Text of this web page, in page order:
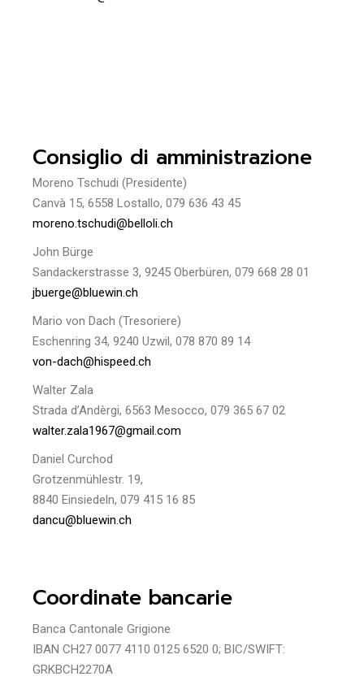
Consiglio di amministrazione
Moreno Tschudi (Presidente)
Canvà 15, 6558 Lostallo, 079 636 43 45
moreno.tschudi@belloli.ch
John Bürge
Sandackerstrasse 3, 9245 Oberbüren, 079 668 28 01
jbuerge@bluewin.ch
Mario von Dach (Tresoriere)
Eschenring 34, 9240 Uzwil, 078 870 89 14
von-dach@hispeed.ch
Walter Zala
Strada d’Andèrgi, 6563 Mesocco, 079 365 67 02
walter.zala1967@gmail.com
Daniel Curchod
Grotzenmühlestr. 19,
8840 Einsiedeln, 079 415 16 85
dancu@bluewin.ch
Coordinate bancarie
Banca Cantonale Grigione
IBAN CH27 0077 4110 0125 6520 0; BIC/SWIFT:
GRKBCH2270A